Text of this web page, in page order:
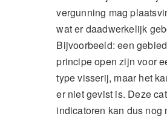
vergunning mag
wat er daadwerkelijk
Bijvoorbeeld: een
principe open zijn voor
type visserij, maar het
er niet gevist is. Deze
indicatoren kan dus nog